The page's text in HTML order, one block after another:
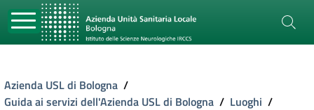
Azienda USL di Bologna /
Guida ai servizi dell'Azienda USL di Bologna / Luoghi /